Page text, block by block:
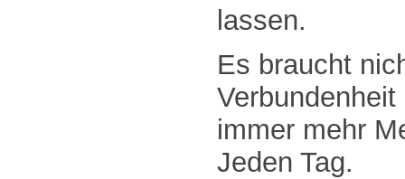
lassen.
Es braucht
immer mehr
Jeden Tag.